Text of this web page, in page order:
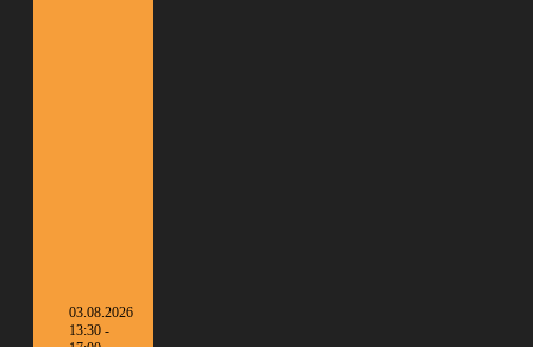
03.08.2026
13:30 -